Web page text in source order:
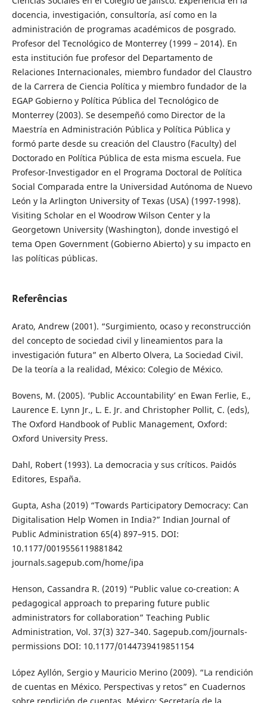
docencia, investigación, consultoría, así como en la
administración de programas académicos de posgrado.
Profesor del Tecnológico de Monterrey (1999 – 2014). En
esta institución fue profesor del Departamento de
Relaciones Internacionales, miembro fundador del Claustro
de la Carrera de Ciencia Política y miembro fundador de la
EGAP Gobierno y Política Pública del Tecnológico de
Monterrey (2003). Se desempeñó como Director de la
Maestría en Administración Pública y Política Pública y
formó parte desde su creación del Claustro (Faculty) del
Doctorado en Política Pública de esta misma escuela. Fue
Profesor-Investigador en el Programa Doctoral de Política
Social Comparada entre la Universidad Autónoma de Nuevo
León y la Arlington University of Texas (USA) (1997-1998).
Visiting Scholar en el Woodrow Wilson Center y la
Georgetown University (Washington), donde investigó el
tema Open Government (Gobierno Abierto) y su impacto en
las políticas públicas.
Referências
Arato, Andrew (2001). “Surgimiento, ocaso y reconstrucción
del concepto de sociedad civil y lineamientos para la
investigación futura” en Alberto Olvera, La Sociedad Civil.
De la teoría a la realidad, México: Colegio de México.
Bovens, M. (2005). ‘Public Accountability’ en Ewan Ferlie, E.,
Laurence E. Lynn Jr., L. E. Jr. and Christopher Pollit, C. (eds),
The Oxford Handbook of Public Management, Oxford:
Oxford University Press.
Dahl, Robert (1993). La democracia y sus críticos. Paidós
Editores, España.
Gupta, Asha (2019) “Towards Participatory Democracy: Can
Digitalisation Help Women in India?” Indian Journal of
Public Administration 65(4) 897–915. DOI:
10.1177/0019556119881842
journals.sagepub.com/home/ipa
Henson, Cassandra R. (2019) “Public value co-creation: A
pedagogical approach to preparing future public
administrators for collaboration” Teaching Public
Administration, Vol. 37(3) 327–340. Sagepub.com/journals-
permissions DOI: 10.1177/0144739419851154
López Ayllón, Sergio y Mauricio Merino (2009). “La rendición
de cuentas en México. Perspectivas y retos” en Cuadernos